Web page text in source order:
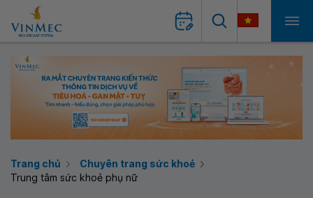
Trang chủ
Chuyên trang sức khoẻ
Trung tâm sức khoẻ phụ nữ